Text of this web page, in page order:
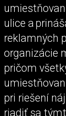
ulice a
reklamných
organizácie
pričom
pri riešení
riadiť sa